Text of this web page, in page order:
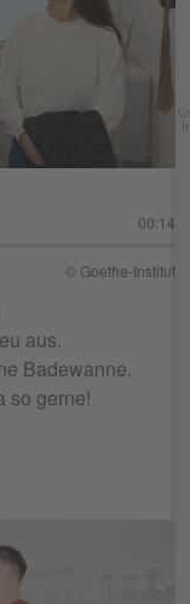
00:14
© Goethe-Institut
aus.
Badewanne.
so gerne!